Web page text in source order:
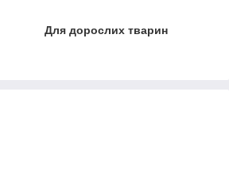
Для дорослих тварин